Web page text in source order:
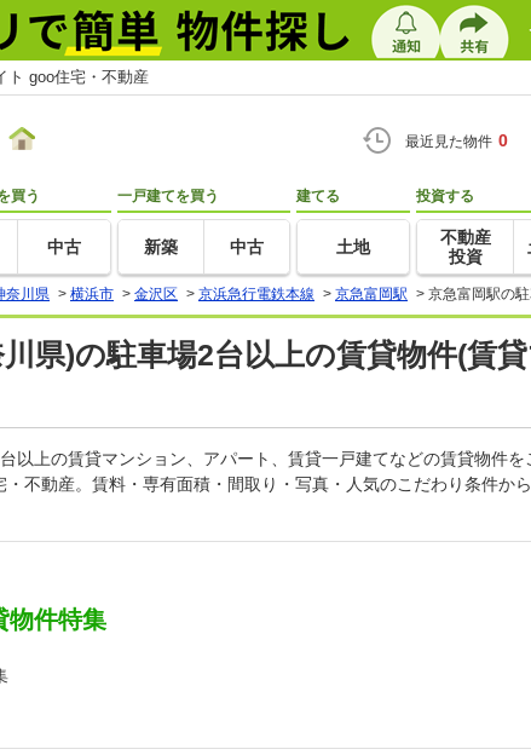
ト goo住宅・不動産
最近見た物件 0
買う
中古
一戸建てを買う
新築 中古
建てる
土地
投資する
不動産
投資
奈川県 > 横浜市 > 金沢区 > 京浜急行電鉄本線 > 京急富岡駅 > 京急富岡駅の
県)の駐車場2台以上の賃貸物件(賃
以上の賃貸マンション、アパート、賃貸一戸建てなどの賃貸物件
不動産。賃料・専有面積・間取り・写真・人気のこだわり条件か
物件特集